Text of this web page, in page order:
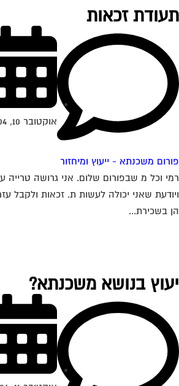
זכאות
משכנתא - ייעוץ ומיחזור
אוקטובר 10, 2004
וכל מ שבפורום שלום. אני גרושה טרייה
שאני יכולה לעשות ת. זכאות ולקבל
בשכירת...
בנושא משכנתא?